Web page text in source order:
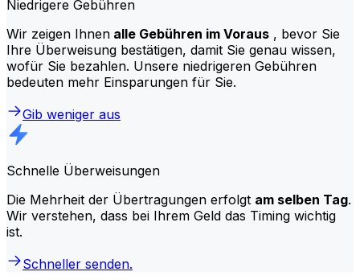
Niedrigere Gebühren
Wir zeigen Ihnen alle Gebühren im Voraus , bevor Sie
Ihre Überweisung bestätigen, damit Sie genau wissen,
wofür Sie bezahlen. Unsere niedrigeren Gebühren
bedeuten mehr Einsparungen für Sie.
Gib weniger aus
Schnelle Überweisungen
Die Mehrheit der Übertragungen erfolgt am selben Tag.
Wir verstehen, dass bei Ihrem Geld das Timing wichtig
ist.
Schneller senden.